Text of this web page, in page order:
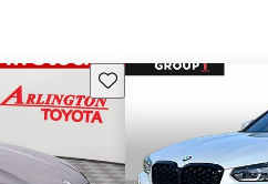
Guarda este Aviso